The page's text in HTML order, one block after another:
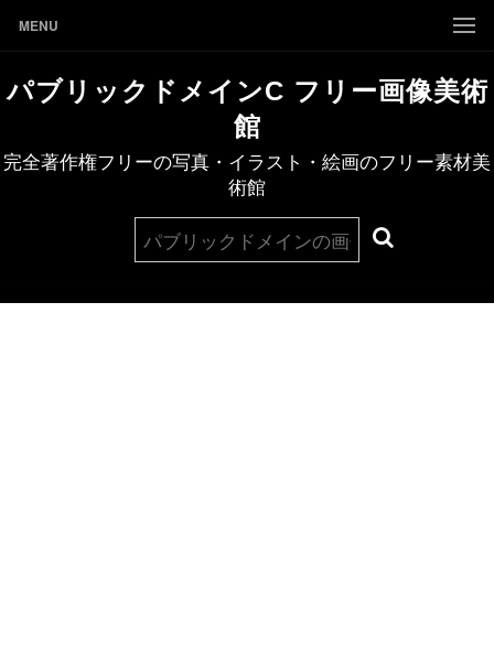
MENU
パブリックドメインC フリー画像美術
館
完全著作権フリーの写真・イラスト・絵画のフリー素材美
術館